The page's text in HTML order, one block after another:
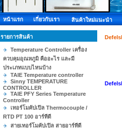
หน้าแรก เกี่ยวกับเรา สินค้าใหม่แนะนำ
รายการสินค้า
Temperature Controller เครื่อง
ควบคุมอุณหภูมิ คืออะไร และมี
ประเภทแบบไหนบ้าง
TAIE Temperature controller
Sinny TEMPERATURE
CONTROLLER
TAIE PFY Series Temperature
Controller
เทอร์โมคัปเปิล Thermocouple /
RTD PT 100 อาร์ทีดี
สายเทอร์โมคัปเปิล สายอาร์ทีดี